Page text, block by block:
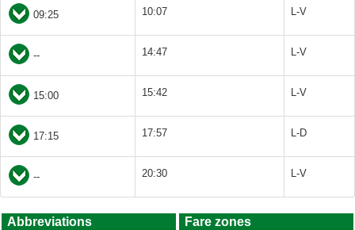
09:25 10:07 L-V
-- 14:47 L-V
15:00 15:42 L-V
17:15 17:57 L-D
-- 20:30 L-V
Abbreviations
Fare zones